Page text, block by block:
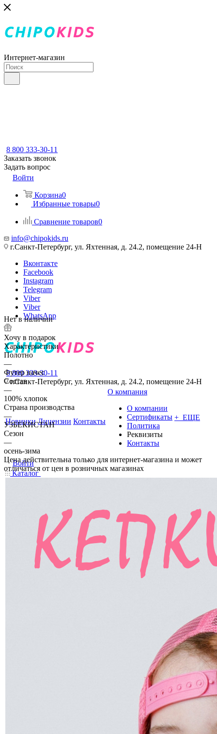
Интернет-магазин
8 800 333-30-11
Заказать звонок
Задать вопрос
Войти
Корзина0
Избранные товары0
Сравнение товаров0
info@chipokids.ru
г.Санкт-Петербург, ул. Яхтенная, д. 24.2, помещение 24-Н
Вконтакте
Facebook
Instagram
Telegram
Viber
Viber
WhatsApp
8 800 333-30-11
г.Санкт-Петербург, ул. Яхтенная, д. 24.2, помещение 24-Н
Новинки Лицензии Контакты
О компания
О компании
Сертификаты
Политика
Реквизиты
Контакты
+ ЕЩЕ
Войти
Каталог
Нет в наличии
Хочу в подарок
Характеристики
Полотно
—
Футер начес
Состав
—
100% хлопок
Страна производства
—
УЗБЕКИСТАН
Сезон
—
осень-зима
Цена действительна только для интернет-магазина и может
отличаться от цен в розничных магазинах